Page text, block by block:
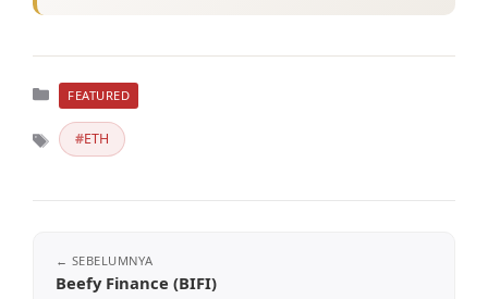
Kategori
FEATURED
Tag ETH
Beefy Finance (BIFI)